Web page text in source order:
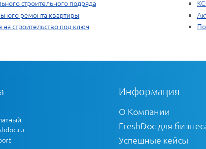
строительного подряда
ремонта квартиры
строительство под ключ
Информация
О Компании
FreshDoc для
Успешные кейсы